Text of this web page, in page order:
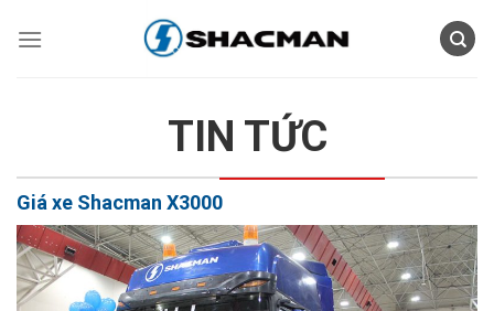
TIN TỨC
Giá xe Shacman X3000